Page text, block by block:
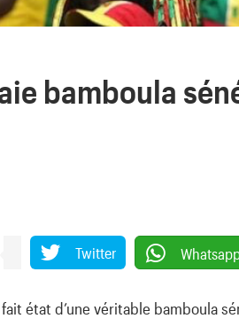
bamboula
Twitter
état d’une véritable bamboula